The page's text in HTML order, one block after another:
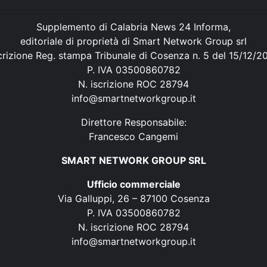
Supplemento di Calabria News 24 Informa,
editoriale di proprietà di Smart Network Group srl
Reg. stampa Tribunale di Cosenza n. 5 del 15/12/
P. IVA 03500860782
N. iscrizione ROC 28794
info@smartnetworkgroup.it
Direttore Responsabile:
Francesco Cangemi
SMART NETWORK GROUP SRL
Ufficio commerciale
Via Galluppi, 26 – 87100 Cosenza
P. IVA 03500860782
N. iscrizione ROC 28794
info@smartnetworkgroup.it